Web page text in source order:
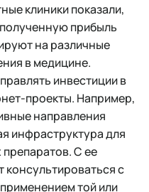
клиники показали,
прибыль
на различные
в медицине.
инвестиции в
проекты. Например,
направления
инфраструктура для
С ее
с
той или